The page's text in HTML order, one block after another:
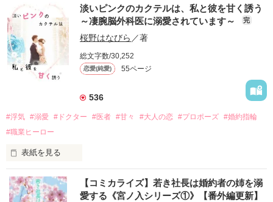
椎森ちえり(しいもり ちえり)二十七歳
愛が重い女子
×
美澄大地(みすみ だいち)三十一歳
エアラインパイロット
「おまえは俺と別れられねえよ」
2022.1.26
淡いピンクのカクテルは、私と彼を甘く誘う
～凄腕脳外科医に溺愛されています～
完
桜野はなびら ／著
総文字数/30,252
恋愛(純愛) 55ページ
536
#浮気 #溺愛 #ドクター #医者 #甘々 #大人の恋 #プロポーズ #婚約指輪
#職業ヒーロー
表紙を見る
何度も何度も浮気を繰り返されてきた、フラワーショップに勤
める知花。
【コミカライズ】若き社長は婚約者の姉を溺
愛する《宮ノ入シリーズ①》【番外編更新】